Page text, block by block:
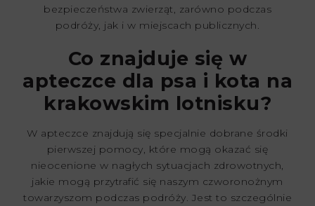
bezpieczeństwa zwierząt, zarówno podczas
podróży, jak i w miejscach publicznych.
Co znajduje się w
apteczce dla psa i kota na
krakowskim lotnisku?
W apteczce znajdują się specjalnie dobrane środki
pierwszej pomocy, które mogą okazać się
nieocenione w nagłych sytuacjach zdrowotnych,
jakie mogą przytrafić się naszym czworonożnym
towarzyszom podczas podróży. Jest to szczególnie